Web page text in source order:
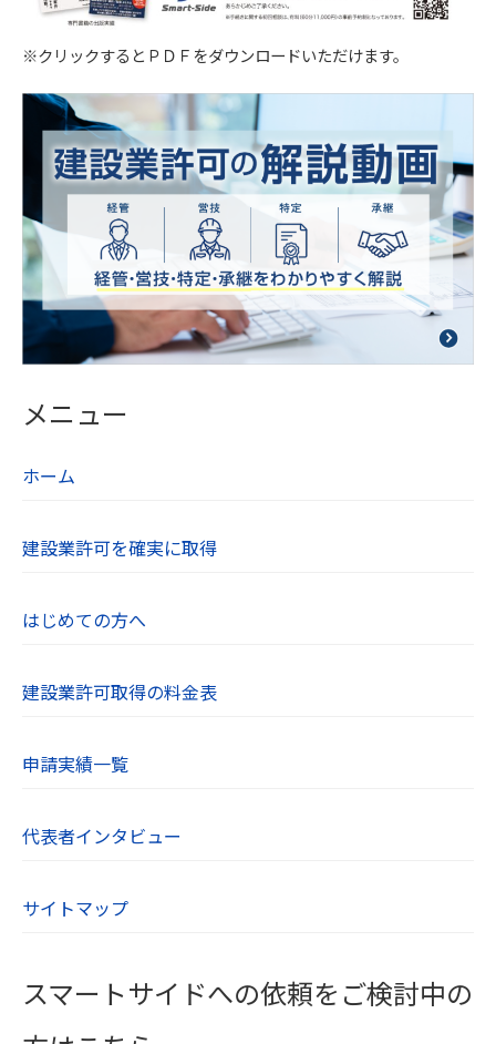
努め、不正なアクセス・改ざん・漏えい・滅失及
び毀損から保護するため全従業員及び役員に対し
護規程を設け、現場での管理についても定期的に
点検を行っています。
【５．個人データの第三者提供について】
当社は法令及びガイドラインに別段の定めがある
場合を除き、同意を得ないで第三者に個人情報を
提供することは致しません。
【６．保有個人データの開示、訂正】
当社は本人から個人情報の開示を求められたとき
人情報の利用目的の通知や訂正、追加、削除、利
は、お問い合わせフォームよりご連絡ください。
絡先】
明点、苦情、その他のお問い合わせはお問い合わ
【８．SSL（Secure Socket Layer）について】
ラウザとWebサーバーとの通信を暗号化していま
どの個人情報は自動的に暗号化されます。
cookieとは、WebサーバーからWebブラウザに送
き、効率的に当社Webサイトを利用することがで
きます。当社Webサイトがcookieとして送るファ
※クリックするとＰＤＦをダウンロードいただけます。
メニュー
ホーム
建設業許可を確実に取得
はじめての方へ
建設業許可取得の料金表
申請実績一覧
代表者インタビュー
サイトマップ
スマートサイドへの依頼をご検討中の